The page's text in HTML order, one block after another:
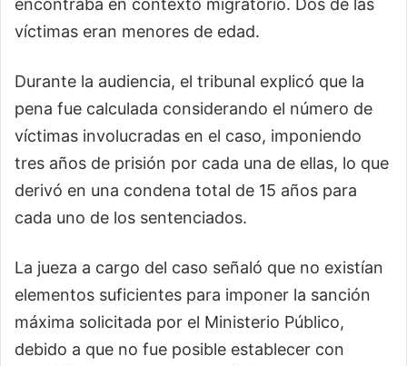
encontraba en contexto migratorio. Dos de las
víctimas eran menores de edad.
Durante la audiencia, el tribunal explicó que la
pena fue calculada considerando el número de
víctimas involucradas en el caso, imponiendo
tres años de prisión por cada una de ellas, lo que
derivó en una condena total de 15 años para
cada uno de los sentenciados.
La jueza a cargo del caso señaló que no existían
elementos suficientes para imponer la sanción
máxima solicitada por el Ministerio Público,
debido a que no fue posible establecer con